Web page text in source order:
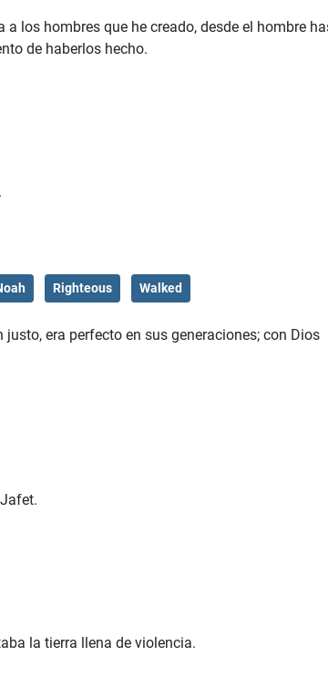
los hombres que he creado, desde el hombre
de haberlos hecho.
Righteous Walked
era perfecto en sus generaciones; con Dios
la tierra llena de violencia.